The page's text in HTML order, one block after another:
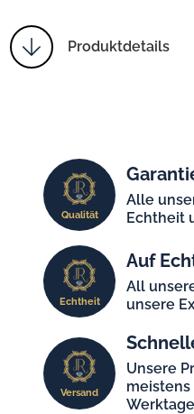
Produktdetails
Qualität
Alle
Echtheit
Echtheit
Auf
All
unsere
Versand
Unsere